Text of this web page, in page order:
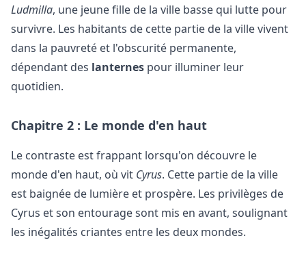
Ludmilla, une jeune fille de la ville basse qui lutte pour
survivre. Les habitants de cette partie de la ville vivent
dans la pauvreté et l'obscurité permanente,
dépendant des lanternes pour illuminer leur
quotidien.
Chapitre 2 : Le monde d'en haut
Le contraste est frappant lorsqu'on découvre le
monde d'en haut, où vit Cyrus. Cette partie de la ville
est baignée de lumière et prospère. Les privilèges de
Cyrus et son entourage sont mis en avant, soulignant
les inégalités criantes entre les deux mondes.